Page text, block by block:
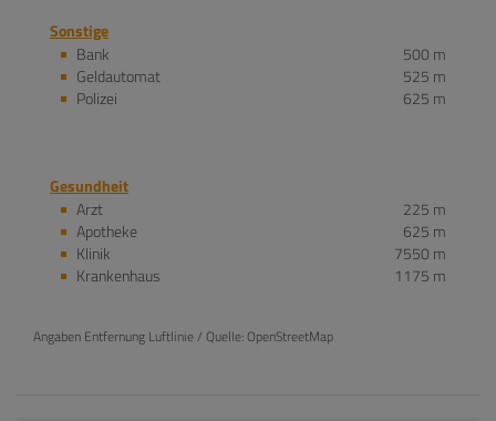
Sonstige
Bank
500 m
Geldautomat
525 m
Polizei
625 m
Gesundheit
Arzt
225 m
Apotheke
625 m
Klinik
7550 m
Krankenhaus
1175 m
Angaben Entfernung Luftlinie / Quelle: OpenStreetMap